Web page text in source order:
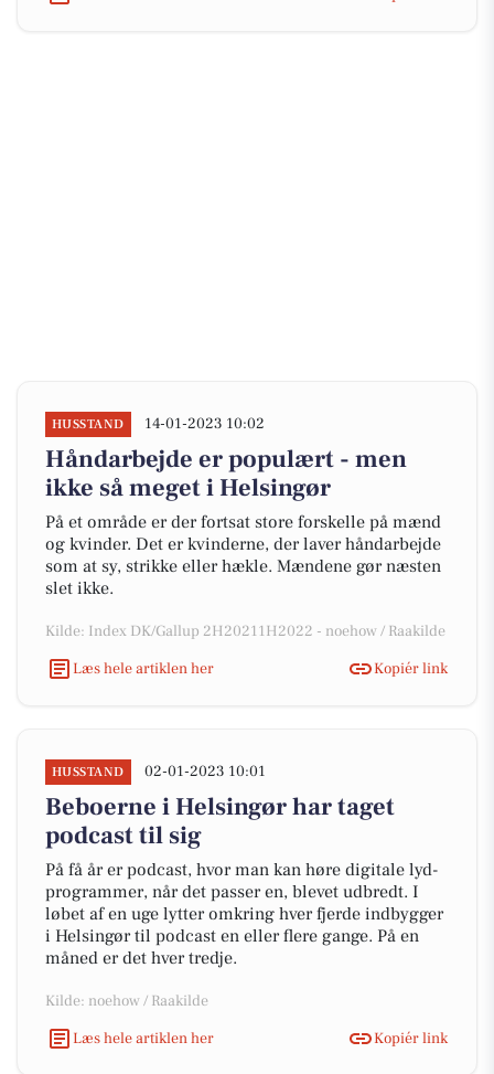
HUSSTAND 14-01-2023 10:02
Håndarbejde er populært - men
ikke så meget i Helsingør
På et område er der fortsat store forskelle på mænd
og kvinder. Det er kvinderne, der laver håndarbejde
som at sy, strikke eller hækle. Mændene gør næsten
slet ikke.
Kilde: Index DK/Gallup 2H20211H2022 - noehow / Raakilde
Læs hele artiklen her
Kopiér link
HUSSTAND 02-01-2023 10:01
Beboerne i Helsingør har taget
podcast til sig
På få år er podcast, hvor man kan høre digitale lyd-
programmer, når det passer en, blevet udbredt. I
løbet af en uge lytter omkring hver fjerde indbygger
i Helsingør til podcast en eller flere gange. På en
måned er det hver tredje.
Kilde: noehow / Raakilde
Læs hele artiklen her
Kopiér link